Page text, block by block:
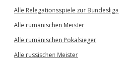
Alle Relegationsspiele zur Bundesliga
Alle rumänischen Meister
Alle rumänischen Pokalsieger
Alle russischen Meister